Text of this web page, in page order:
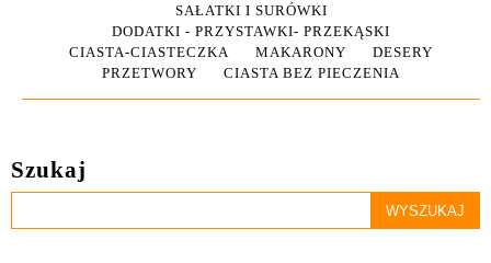
SAŁATKI I SURÓWKI
DODATKI - PRZYSTAWKI- PRZEKĄSKI
CIASTA-CIASTECZKA
MAKARONY
DESERY
PRZETWORY
CIASTA BEZ PIECZENIA
Szukaj